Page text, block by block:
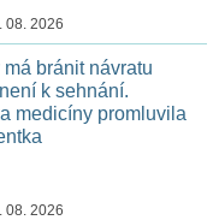
2026
má bránit návratu
k sehnání.
medicíny promluvila
2026